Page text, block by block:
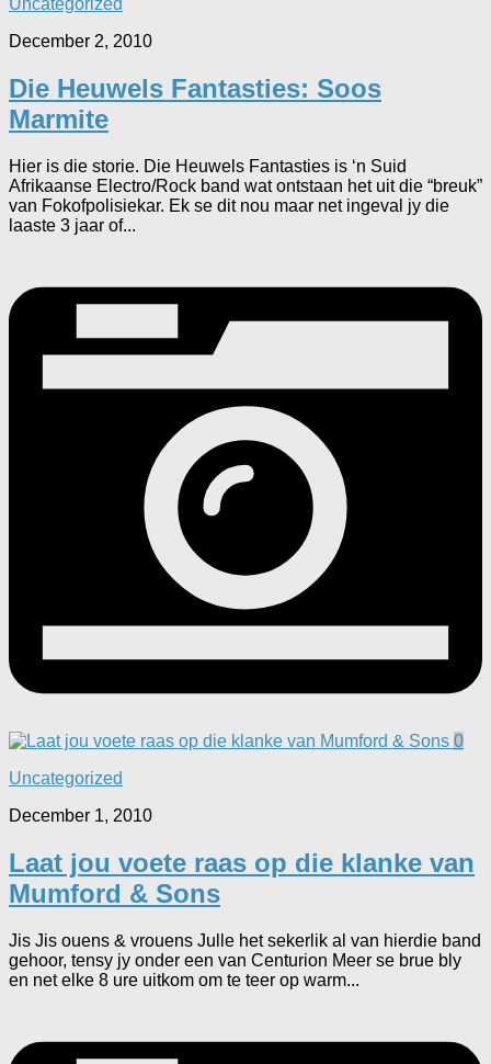
Uncategorized
December 2, 2010
Die Heuwels Fantasties: Soos
Marmite
Hier is die storie. Die Heuwels Fantasties is ‘n Suid
Afrikaanse Electro/Rock band wat ontstaan het uit die “breuk”
van Fokofpolisiekar. Ek se dit nou maar net ingeval jy die
laaste 3 jaar of...
0
Uncategorized
December 1, 2010
Laat jou voete raas op die klanke van
Mumford & Sons
Jis Jis ouens & vrouens Julle het sekerlik al van hierdie band
gehoor, tensy jy onder een van Centurion Meer se brue bly
en net elke 8 ure uitkom om te teer op warm...